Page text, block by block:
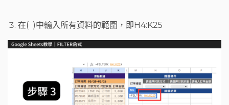
在( )中輸入所有資料的範圍，即H4:K25